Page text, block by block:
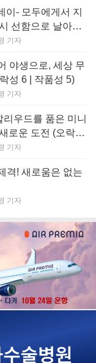
이- 모두에게서 지
선함으로 날아오
기자
야생으로, 세상 무
성 6 | 작품성 5)
기자
우드를 품은 미니
도전 (오락성
기자
격! 새로움은 없는
기자